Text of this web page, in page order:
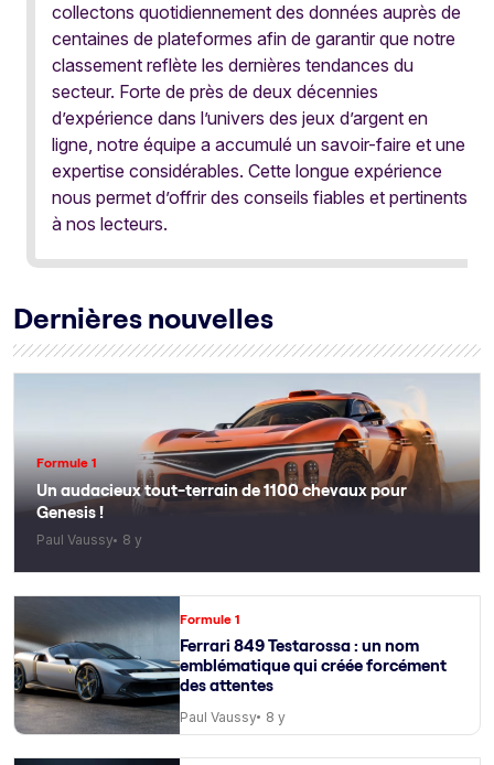
collectons quotidiennement des données auprès de
centaines de plateformes afin de garantir que notre
classement reflète les dernières tendances du
secteur. Forte de près de deux décennies
d’expérience dans l’univers des jeux d’argent en
ligne, notre équipe a accumulé un savoir-faire et une
expertise considérables. Cette longue expérience
nous permet d’offrir des conseils fiables et pertinents
à nos lecteurs.
Dernières nouvelles
Formule 1
Un audacieux tout-terrain de 1100 chevaux pour
Genesis !
Paul Vaussy 8 y
Formule 1
Ferrari 849 Testarossa : un nom
emblématique qui créée forcément
des attentes
Paul Vaussy 8 y